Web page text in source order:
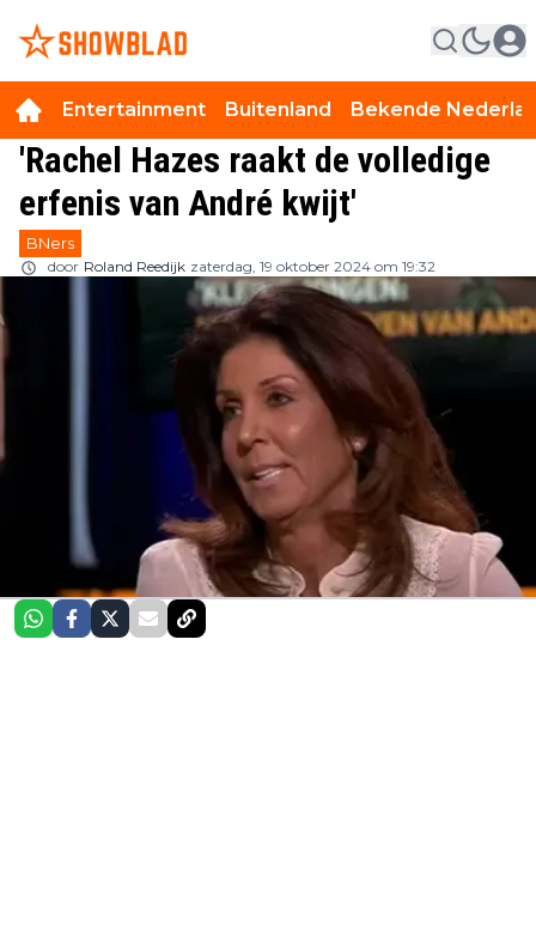
Entertainment Buitenland Bekende
'Rachel Hazes raakt de volledige
erfenis van André kwijt'
BNers
door Roland Reedijk zaterdag, 19 oktober 2024 om 19:32